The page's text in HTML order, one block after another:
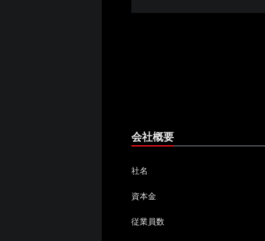
会社概要
社名
資本金
従業員数